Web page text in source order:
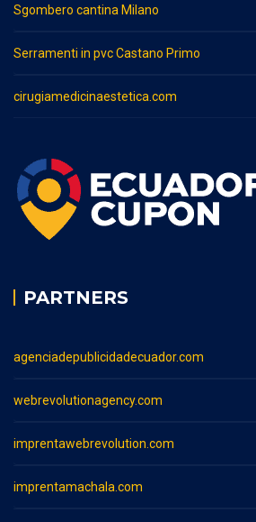
Sgombero cantina Milano
Serramenti in pvc Castano Primo
cirugiamedicinaestetica.com
PARTNERS
agenciadepublicidadecuador.com
webrevolutionagency.com
imprentawebrevolution.com
imprentamachala.com